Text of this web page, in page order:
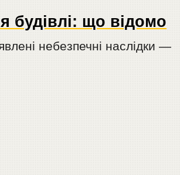
будівлі: що відомо
небезпечні наслідки —